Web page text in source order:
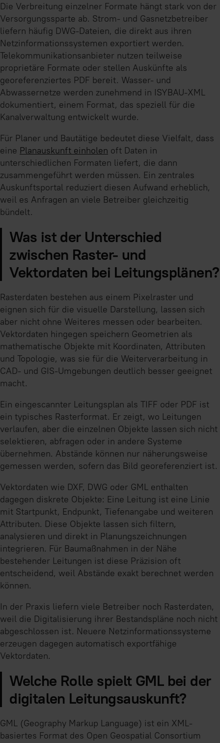
Die Verbreitung einzelner Formate hängt stark von der
Versorgungssparte ab. Strom- und Gasnetzbetreiber
liefern häufig DWG-Dateien, die direkt aus ihren
Netzinformationssystemen exportiert werden.
Telekommunikationsanbieter nutzen teilweise
proprietäre Formate oder stellen Auskünfte als
georeferenziertes PDF bereit. Wasser- und
Abwassernetze werden zunehmend in ISYBAU-XML
dokumentiert, einem Format, das speziell für die
Kanalverwaltung entwickelt wurde.
Für Planer und Bautätige bedeutet diese Vielfalt, dass
eine Planauskunft einholen oft Daten in
unterschiedlichen Formaten liefert, die dann
zusammengeführt werden müssen. Ein zentrales
Auskunftsportal reduziert diesen Aufwand erheblich,
weil es Anfragen an viele Betreiber gleichzeitig
bündelt.
Was ist der Unterschied
zwischen Raster- und
Vektordaten bei Leitungsplänen?
Rasterdaten bestehen aus einem Pixelraster und
eignen sich für die visuelle Darstellung, lassen sich
aber nicht ohne Weiteres messen oder bearbeiten.
Vektordaten hingegen speichern Geometrien als
mathematische Objekte mit Koordinaten, Attributen
und Topologie, was sie für die Weiterverarbeitung in
CAD- und GIS-Umgebungen deutlich besser geeignet
macht.
Ein eingescannter Leitungsplan als TIFF oder PDF ist
ein typisches Rasterformat. Er zeigt, wo Leitungen
verlaufen, aber die einzelnen Objekte lassen sich nicht
selektieren, abfragen oder in andere Systeme
übernehmen. Abstände können nur näherungsweise
gemessen werden, sofern das Bild georeferenziert ist.
Vektordaten wie DXF, DWG oder GML enthalten
dagegen diskrete Objekte: Eine Leitung ist eine Linie
mit Startpunkt, Endpunkt, Tiefenangabe und weiteren
Attributen. Diese Objekte lassen sich filtern,
analysieren und direkt in Planungszeichnungen
integrieren. Für Baumaßnahmen in der Nähe
bestehender Leitungen ist diese Präzision oft
entscheidend, weil Abstände exakt berechnet werden
können.
In der Praxis liefern viele Betreiber noch Rasterdaten,
weil die Digitalisierung ihrer Bestandspläne noch nicht
abgeschlossen ist. Neuere Netzinformationssysteme
erzeugen dagegen automatisch exportfähige
Vektordaten.
Welche Rolle spielt GML bei der
digitalen Leitungsauskunft?
GML (Geography Markup Language) ist ein XML-
basiertes Format des Open Geospatial Consortium